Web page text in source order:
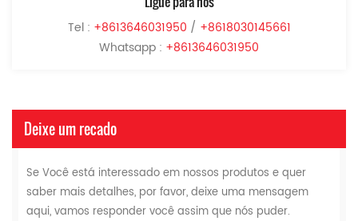
Tel : +8613646031950 / +8618030145661
Whatsapp : +8613646031950
Deixe um recado
Se Você está interessado em nossos produtos e quer
saber mais detalhes, por favor, deixe uma mensagem
aqui, vamos responder você assim que nós puder.